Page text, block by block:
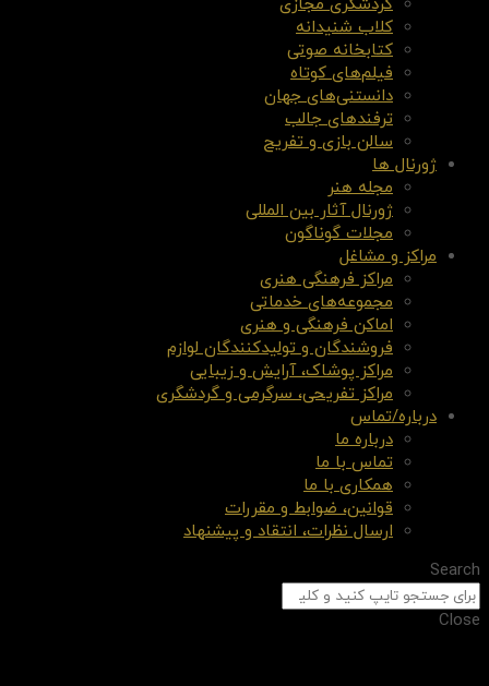
گردشگری مجازی
کلاب شنیدانه
کتابخانه صوتی
فیلم‌های کوتاه
دانستنی‌های جهان
ترفندهای جالب
سالن بازی و تفریح
ژورنال ها
مجله هنر
ژورنال آثار بین المللی
مجلات گوناگون
مراکز و مشاغل
مراکز فرهنگی هنری
مجموعه‌های خدماتی
اماکن فرهنگی و هنری
فروشندگان و تولیدکنندگان لوازم
مراکز پوشاک، آرایش و زیبایی
مراکز تفریحی، سرگرمی و گردشگری
درباره/تماس
درباره ما
تماس با ما
همکاری با ما
قوانین، ضوابط و مقررات
ارسال نظرات، انتقاد و پیشنهاد
Search
Close